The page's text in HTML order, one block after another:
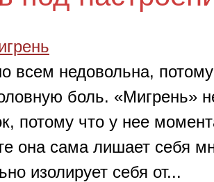
всем недовольна,
боль. «Мигрень»
потому что у нее
она сама лишает себя
изолирует себя от...